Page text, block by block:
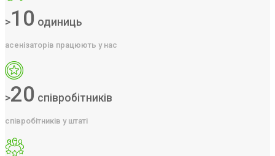
>10 одиниць
асенізаторів працюють у нас
>20 співробітників
співробітників у штаті